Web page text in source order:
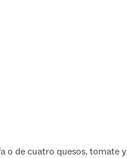
o de cuatro quesos, tomate y